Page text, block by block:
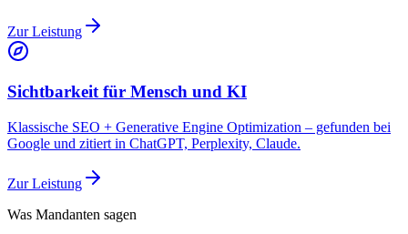
Zur Leistung
Sichtbarkeit für Mensch und KI
Klassische SEO + Generative Engine Optimization – gefunden bei
Google und zitiert in ChatGPT, Perplexity, Claude.
Zur Leistung
Was Mandanten sagen